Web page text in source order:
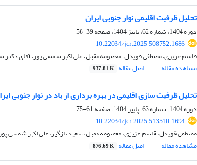
تحلیل ظرفیت اقلیمی نوار جنوبی ایران
دوره 1404، شماره 62، پاییز 1404، صفحه
39-58
10.22034/jcr.2025.508752.1686
قاسم عزیزی، مصطفی قویدل، معصومه مقبل، علی اکبر شمسی پور، آقای دکتر
مشاهده مقاله
اصل مقاله 937.81 K
تحلیل ظرفیت سازی اقلیمی در بهره برداری از باد در نوار جنوبی
دوره 1404، شماره 63، پاییز 1404، صفحه
61-75
10.22034/jcr.2025.513510.1694
مصطفی قویدل، قاسم عزیزی، معصومه مقبل، سعید بازگیر، علی اکبر شمسی
مشاهده مقاله
اصل مقاله 876.69 K